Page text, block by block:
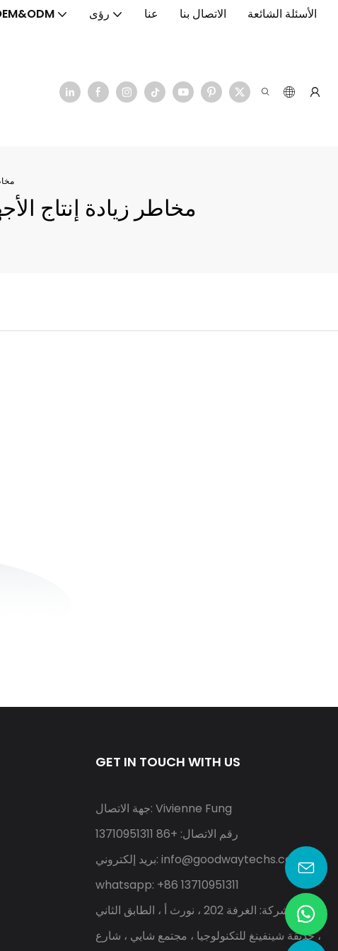
رؤى عنا الاتصال بنا الأسئلة الشائعة
#مخاطر زيادة إنتاج
GET IN TOUCH WITH US
جهة الاتصال: Vivienne Fung
رقم الاتصال: +86 13710951311
بريد إلكتروني: info@goodwaytechs.com
whatsapp: +86 13710951311
عنوان الشركة: الغرفة 202 ، نورث أ ، الطابق الثاني
، حديقة شينفينغ للتكنولوجيا ، مجتمع شايي ، شارع